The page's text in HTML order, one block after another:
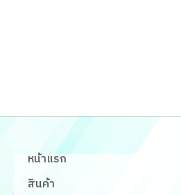
หน้าแรก
สินค้า